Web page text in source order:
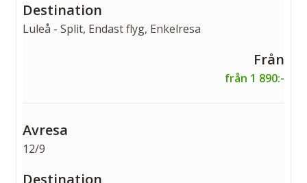
Luleå - Split, Endast flyg, Enkelresa
från 1 890:-
12/9